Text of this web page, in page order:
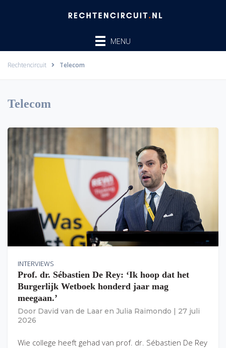
MENU
Rechtencircuit Telecom
Telecom
INTERVIEWS
Prof. dr. Sébastien De Rey: ‘Ik hoop dat het
Burgerlijk Wetboek honderd jaar mag
meegaan.’
Door David van de Laar en Julia Raimondo
27 juli
2026
Wie college heeft gehad van prof. dr. Sébastien De Rey